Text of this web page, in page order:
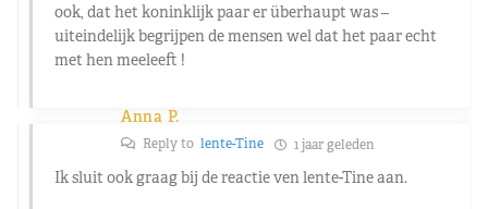
ook, dat het koninklijk paar er überhaupt was –
uiteindelijk begrijpen de mensen wel dat het paar echt
met hen meeleeft !
Anna P.
Reply to lente-Tine 1 jaar geleden
Ik sluit ook graag bij de reactie ven lente-Tine aan.